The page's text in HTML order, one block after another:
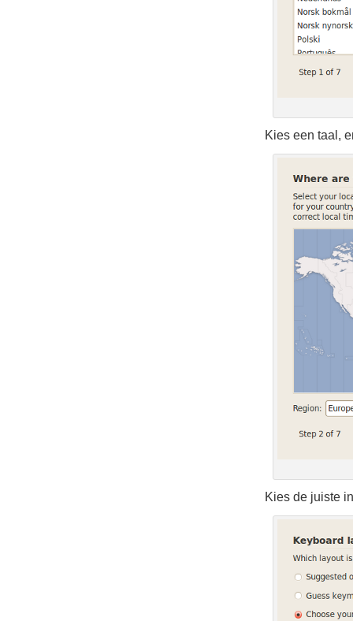
Kies een taal,
Kies de juiste